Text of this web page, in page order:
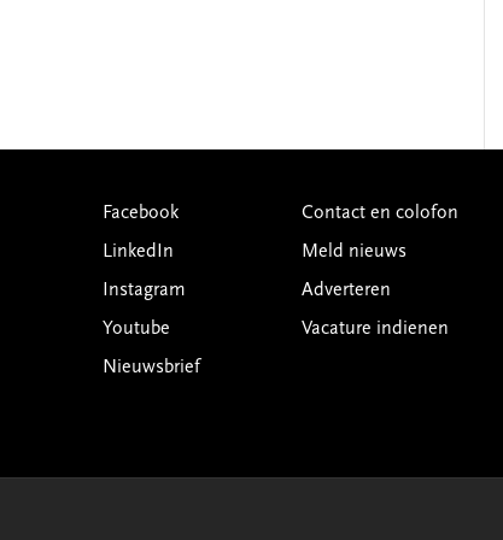
Facebook
LinkedIn
Instagram
Youtube
Nieuwsbrief
Contact en colofon
Meld nieuws
Adverteren
Vacature indienen